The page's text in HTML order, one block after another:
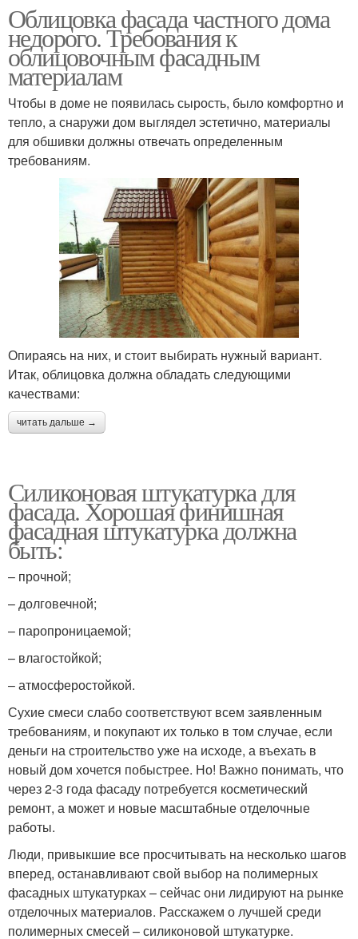
Облицовка фасада частного дома
недорого. Требования к
облицовочным фасадным
материалам
Чтобы в доме не появилась сырость, было комфортно и
тепло, а снаружи дом выглядел эстетично, материалы
для обшивки должны отвечать определенным
требованиям.
Опираясь на них, и стоит выбирать нужный вариант.
Итак, облицовка должна обладать следующими
качествами:
читать дальше →
Силиконовая штукатурка для
фасада. Хорошая финишная
фасадная штукатурка должна
быть:
– прочной;
– долговечной;
– паропроницаемой;
– влагостойкой;
– атмосферостойкой.
Сухие смеси слабо соответствуют всем заявленным
требованиям, и покупают их только в том случае, если
деньги на строительство уже на исходе, а въехать в
новый дом хочется побыстрее. Но! Важно понимать, что
через 2-3 года фасаду потребуется косметический
ремонт, а может и новые масштабные отделочные
работы.
Люди, привыкшие все просчитывать на несколько шагов
вперед, останавливают свой выбор на полимерных
фасадных штукатурках – сейчас они лидируют на рынке
отделочных материалов. Расскажем о лучшей среди
полимерных смесей – силиконовой штукатурке.